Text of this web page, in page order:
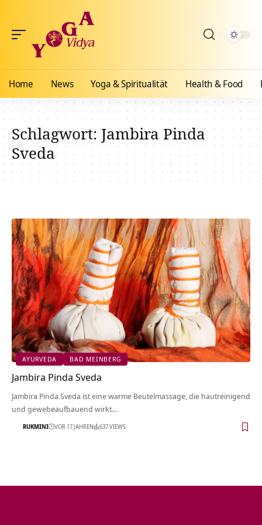
Home News Yoga & Spiritualität Health & Food
Schlagwort:Jambira Pinda
Sveda
AYURVEDA BAD MEINBERG
Jambira Pinda Sveda
Jambira Pinda Sveda ist eine warme Beutelmassage, die hautreinigend
und gewebeaufbauend wirkt…
RUKMINI VOR 17 JAHREN 637 VIEWS